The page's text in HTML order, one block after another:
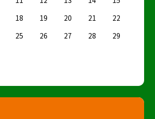
18 19 20 21
22
25 26 27 28
29